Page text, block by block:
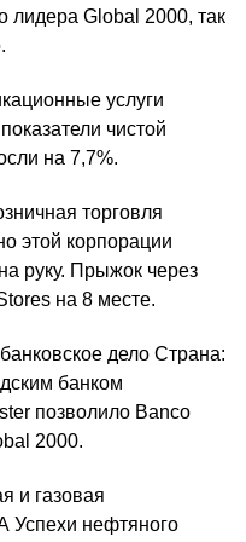
лидера Global 2000, так
услуги
чистой
на 7,7%.
торговля
этой корпорации
руку. Прыжок через
на 8 месте.
дело Страна:
банком
позволило Banco
2000.
и газовая
нефтяного